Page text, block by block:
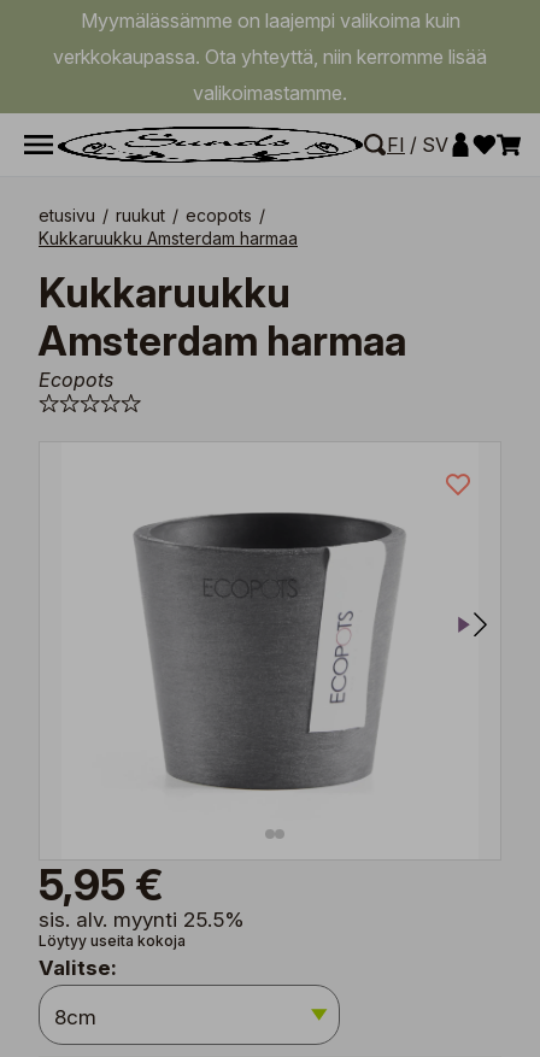
Myymälässämme on laajempi valikoima kuin
verkkokaupassa. Ota yhteyttä, niin kerromme lisää
valikoimastamme.
FI / SV
etusivu / ruukut / ecopots /
Kukkaruukku Amsterdam harmaa
Kukkaruukku
Amsterdam harmaa
Ecopots
5,95 €
sis. alv. myynti 25.5%
Löytyy useita kokoja
Valitse: